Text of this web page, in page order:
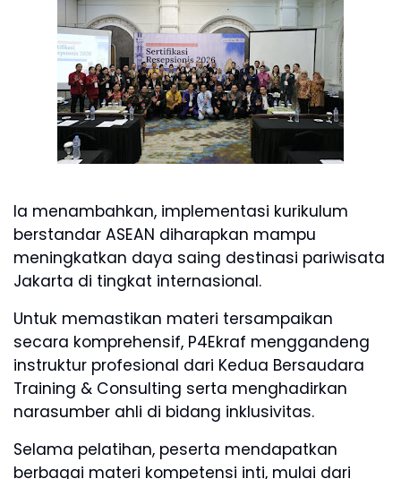
Ia menambahkan, implementasi kurikulum
berstandar ASEAN diharapkan mampu
meningkatkan daya saing destinasi pariwisata
Jakarta di tingkat internasional.
Untuk memastikan materi tersampaikan
secara komprehensif, P4Ekraf menggandeng
instruktur profesional dari Kedua Bersaudara
Training & Consulting serta menghadirkan
narasumber ahli di bidang inklusivitas.
Selama pelatihan, peserta mendapatkan
berbagai materi kompetensi inti, mulai dari